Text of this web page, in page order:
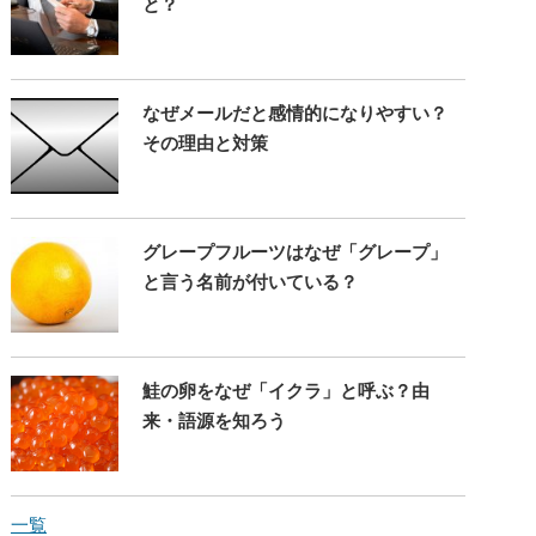
と？
なぜメールだと感情的になりやすい？
その理由と対策
グレープフルーツはなぜ「グレープ」
と言う名前が付いている？
鮭の卵をなぜ「イクラ」と呼ぶ？由
来・語源を知ろう
一覧